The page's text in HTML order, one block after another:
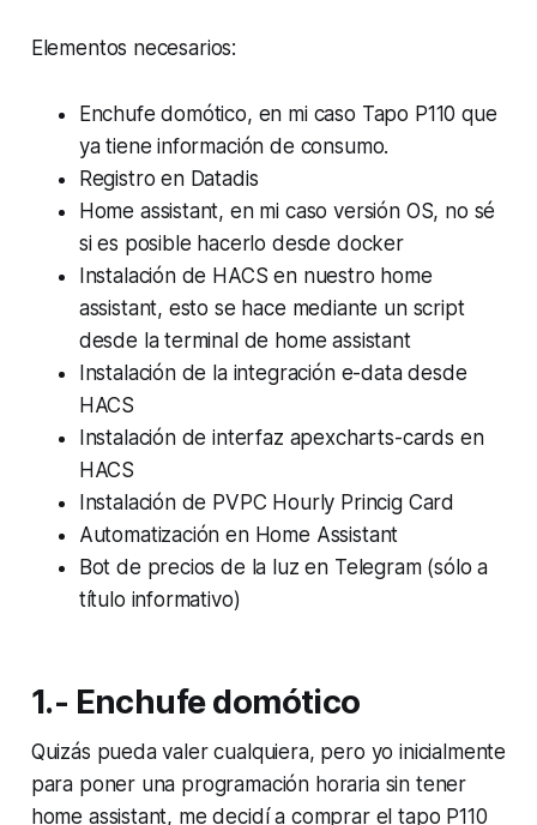
Elementos necesarios:
Enchufe domótico, en mi caso Tapo P110 que
ya tiene información de consumo.
Registro en Datadis
Home assistant, en mi caso versión OS, no sé
si es posible hacerlo desde docker
Instalación de HACS en nuestro home
assistant, esto se hace mediante un script
desde la terminal de home assistant
Instalación de la integración e-data desde
HACS
Instalación de interfaz apexcharts-cards en
HACS
Instalación de PVPC Hourly Princig Card
Automatización en Home Assistant
Bot de precios de la luz en Telegram (sólo a
título informativo)
1.- Enchufe domótico
Quizás pueda valer cualquiera, pero yo inicialmente
para poner una programación horaria sin tener
home assistant, me decidí a comprar el tapo P110